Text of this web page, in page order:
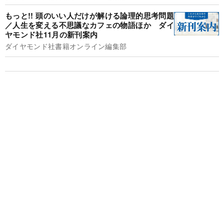
もっと!! 頭のいい人だけが解ける論理的思考問題
／人生を変える不思議なカフェの物語ほか ダイ
ヤモンド社11月の新刊案内
ダイヤモンド社書籍オンライン編集部